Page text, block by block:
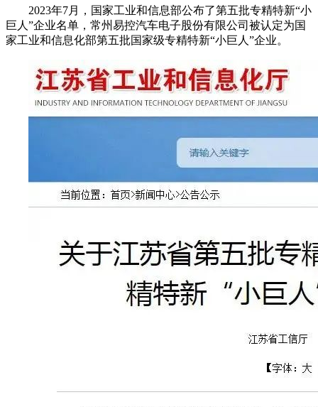
2023年7月，国家工业和信息部公布了第五批专精特新“小
巨人”企业名单，常州易控汽车电子股份有限公司被认定为国
家工业和信息化部第五批国家级专精特新“小巨人”企业。